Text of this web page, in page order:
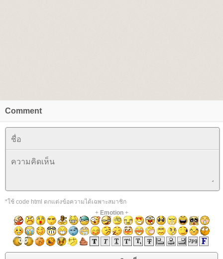
Comment
*ใช้ code html ตกแต่งข้อความได้เฉพาะสมาชิก
+ Emotion+